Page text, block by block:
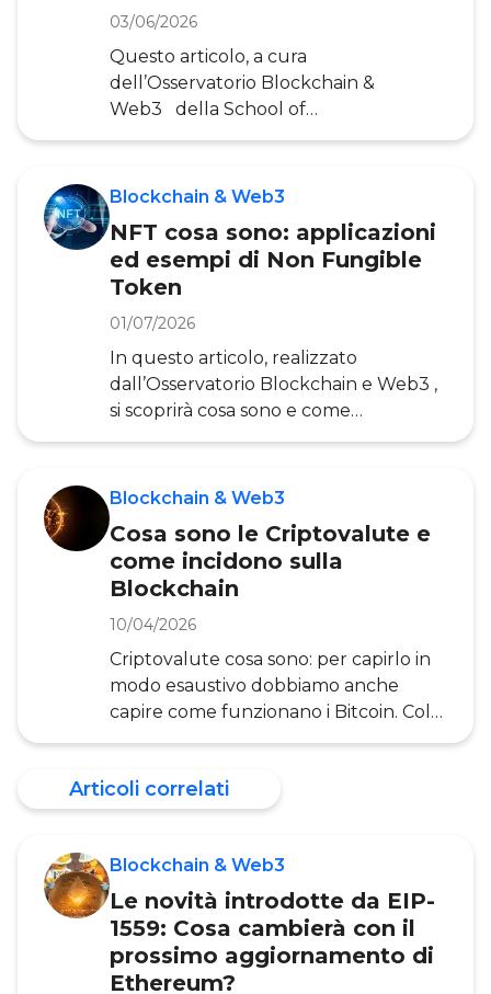
03/06/2026
Questo articolo, a cura
dell’Osservatorio Blockchain &
Web3 della School of
Management del Politecnico di
per Distributed Ledger Technology, in
quali siano le sue caratteristiche
principali. La Distributed Ledger
Technology è un sistema basato su
un registro distribuito, in cui tutti
i nodi (computer o dispositivi connessi)
presenti in una rete possi
Blockchain & Web3
NFT cosa sono: applicazioni
ed esempi di Non Fungible
Token
01/07/2026
In questo articolo, realizzato
dall’Osservatorio Blockchain e Web3 ,
si scoprirà cosa sono e come
funzionano i Non-Fungible Tokens,
basano e quali sono le loro
sono certificati digitali di proprietà e
autenticità registrati su Blockchain
che attestano l’unicità e la proprietà di
un asset specifico. Nello specifico,
gli NFT sono particolare tipologia
Blockchain & Web3
Cosa sono le Criptovalute e
come incidono sulla
Blockchain
10/04/2026
Criptovalute cosa sono: per capirlo in
modo esaustivo dobbiamo anche
capire come funzionano i Bitcoin. Col
tempo, di criptovalute, ne sono nate a
crypto valute sono strettamente
connesse alla Blockchain , poichè è da
vita. In questo articolo, a cura
dell’Osservatorio Blockchain & Web3,
scopriremo cosa sono e come
funzionano le criptovalute e quali
sono le principali criptovalute esistenti.
Articoli correlati
Blockchain & Web3
Le novità introdotte da EIP-
1559: Cosa cambierà con il
prossimo aggiornamento di
Ethereum?